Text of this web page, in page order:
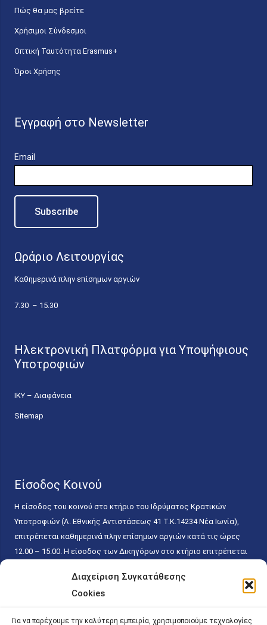
Διαχείριση Συγκατάθεσης
Cookies
Για να παρέχουμε την καλύτερη εμπειρία, χρησιμοποιούμε τεχνολογίες
Πώς θα μας βρείτε
Χρήσιμοι Σύνδεσμοι
Οπτική Ταυτότητα Erasmus+
Όροι Χρήσης
Εγγραφή στο Newsletter
Email
Ωράριο Λειτουργίας
Καθημερινά πλην επίσημων αργιών
7.30 – 15.30
Ηλεκτρονική Πλατφόρμα για Υποψήφιους
Υποτροφιών
ΙΚΥ – Διαφάνεια
Sitemap
Είσοδος Κοινού
Η είσοδος του κοινού στο κτήριο του Ιδρύματος Κρατικών
Υποτροφιών (Λ. Εθνικής Αντιστάσεως 41 T.K.14234 Νέα Ιωνία),
επιτρέπεται καθημερινά πλην επίσημων αργιών κατά τις ώρες
12.00 – 15.00. Η είσοδος των Δικηγόρων στο κτήριο επιτρέπεται
κάθε εργάσιμη ημέρα και ώρα χωρίς κανέναν χρονικό ή άλλο
περιορισμό. Η είσοδος του κοινού ειδικά στο γραφείο του